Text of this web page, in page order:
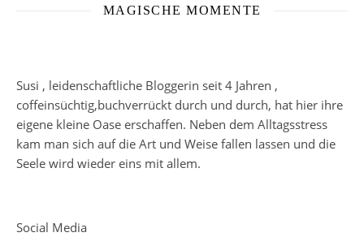
MAGISCHE MOMENTE
Susi , leidenschaftliche Bloggerin seit 4 Jahren ,
coffeinsüchtig,buchverrückt durch und durch, hat hier ihre
eigene kleine Oase erschaffen. Neben dem Alltagsstress
kam man sich auf die Art und Weise fallen lassen und die
Seele wird wieder eins mit allem.
Social Media